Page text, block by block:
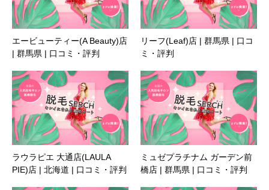
エービューティー(A Beauty)店
| 群馬県 | 口コミ・評判
リーフ(Leaf)店 | 群馬県 | 口コ
ミ・評判
ラウラピエ 大通店(LAULA
PIE)店 | 北海道 | 口コミ・評判
ミュゼプラチナム ガーデン前
橋店 | 群馬県 | 口コミ・評判